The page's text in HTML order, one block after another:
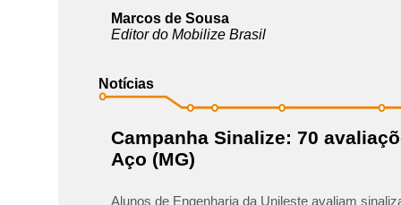
Marcos de Sousa
Editor do Mobilize Brasil
Notícias
Campanha Sinalize: 70
Aço (MG)
Alunos de Engenharia da Unileste avaliam